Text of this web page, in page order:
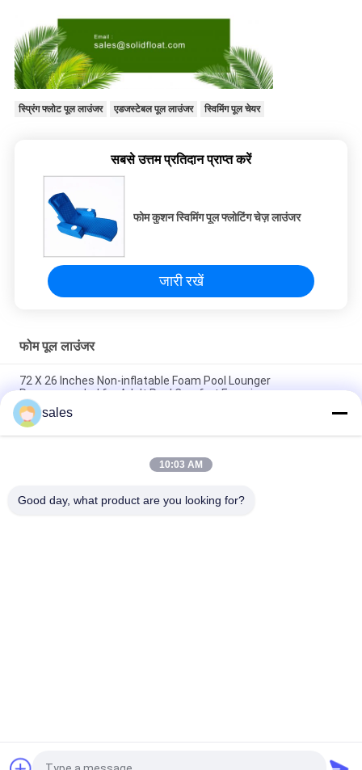
स्प्रिंग फ्लोट पूल लाउंजर एडजस्टेबल पूल लाउंजर स्विमिंग पूल चेयर
सबसे उत्तम प्रतिदान प्राप्त करें
फोम कुशन स्विमिंग पूल फ्लोटिंग चेज़ लाउंजर
जारी रखें
फोम पूल लाउंजर
72 X 26 Inches Non-inflatable Foam Pool Lounger
Recommended for Adult Pool Comfort Experience
Lightweight Floating Pool Recliner Convenient Cup Holder for
Easy Portability
The Ultimate Foam Pool Lounger for a Fun and Relaxing Pool
sales
10:03 AM
Good day, what product are you looking for?